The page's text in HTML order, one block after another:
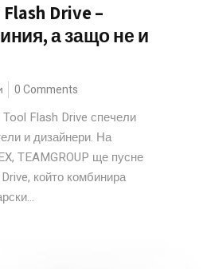
Drive –
а защо не и
0 Comments
Flash Drive спечели
и дизайнери. На
TEAMGROUP ще пусне
който комбинира